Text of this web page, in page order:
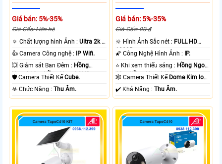
Giá bán: 5%-35%
Giá Gốc: Liên hệ
🔅 Chất lượng hình Ảnh :Ultra 2k +
.
👍 Camera Công nghệ :
IP Wifi.
💥 Giám sát Ban Đêm : Hồng
Ngoại 10m Hồng Ngoại SMD.
🛡 Camera Thiết KếCube.
️☣️ Chức Năng :Thu Âm.
Giá bán: 5%-35%
Giá Gốc: 00 ₫
🔆 Hình Ảnh Sắc nét : FULL HD
1080P .
🌠 Công Nghệ Hình Ảnh :
IP.
⭐ Khi xem thiếu sáng : Hồng Ngoại
10m Hồng Ngoại SMD.
🕸️ Camera Thiết Kế Dome Kim loại
+ Nhựa.
️✔️ Khả Năng :Thu Âm.